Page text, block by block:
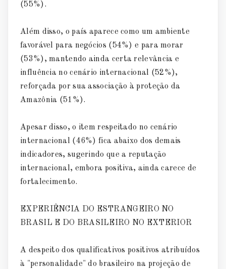
(55%).
Além disso, o país aparece como um ambiente
favorável para negócios (54%) e para morar
(53%), mantendo ainda certa relevância e
influência no cenário internacional (52%),
reforçada por sua associação à proteção da
Amazônia (51%).
Apesar disso, o item respeitado no cenário
internacional (46%) fica abaixo dos demais
indicadores, sugerindo que a reputação
internacional, embora positiva, ainda carece de
fortalecimento.
EXPERIÊNCIA DO ESTRANGEIRO NO
BRASIL E DO BRASILEIRO NO EXTERIOR
A despeito dos qualificativos positivos atribuídos
à "personalidade" do brasileiro na projeção de